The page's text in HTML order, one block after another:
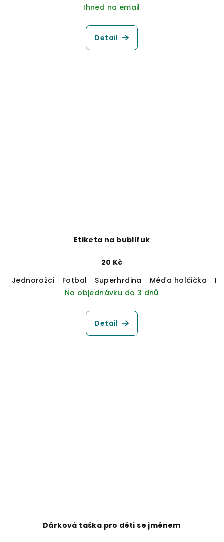
Ihned na email
Detail
Etiketa na bublifuk
20 Kč
Jednorožci
Fotbal Superhrdina Méďa holčička
Na objednávku do 3 dnů
Detail
Dárková taška pro děti se jménem